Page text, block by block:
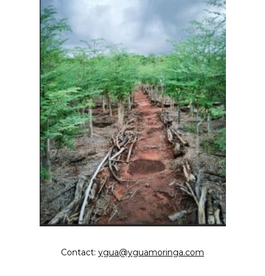
Contact: ygua@yguamoringa.com